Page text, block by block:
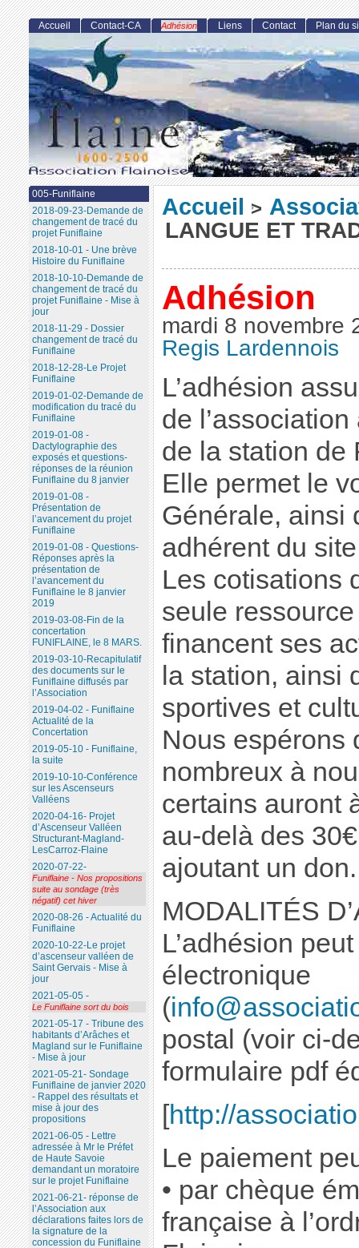
Accueil >
LANGUE ET
Adhésion
mardi 8 novembre
Regis Lardennois
L’adhésion
de
de la station de
Elle permet le
Générale, ainsi
adhérent du
Les cotisations
seule
financent ses
la station, ainsi
sportives et
Nous espérons
nombreux à
certains auront
au-delà des
ajoutant un don.
MODALITÉS
L’adhésion
électronique
(
postal (voir ci-
formulaire pdf
[http://
Le paiement
• par chèque
française à
Accueil Contact-CA Adhésion Liens Contact Plan du
005-Funiflaine
2018-09-23-Demande de
changement de tracé du
projet Funiflaine
2018-10-01 - Une brève
Histoire du Funiflaine
2018-10-10-Demande de
changement de tracé du
projet Funiflaine - Mise à
jour
2018-11-29 - Dossier
changement de tracé du
Funiflaine
2018-12-28-Le Projet
Funiflaine
2019-01-02-Demande de
modification du tracé du
Funiflaine
2019-01-08 -
Dactylographie des
exposés et questions-
réponses de la réunion
Funiflaine du 8 janvier
2019-01-08 -
Présentation de
l’avancement du projet
Funiflaine
2019-01-08 - Questions-
Réponses après la
présentation de
l’avancement du
Funiflaine le 8 janvier
2019
2019-03-08-Fin de la
concertation
FUNIFLAINE, le 8 MARS.
2019-03-10-Recapitulatif
des documents sur le
Funiflaine diffusés par
l’Association
2019-04-02 - Funiflaine
Actualité de la
Concertation
2019-05-10 - Funiflaine,
la suite
2019-10-10-Conférence
sur les Ascenseurs
Valléens
2020-04-16- Projet
d’Ascenseur Valléen
Structurant-Magland-
LesCarroz-Flaine
2020-07-22-
Funiflaine - Nos propositions
suite au sondage (très
négatif) cet hiver
2020-08-26 - Actualité du
Funiflaine
2020-10-22-Le projet
d’ascenseur valléen de
Saint Gervais - Mise à
jour
2021-05-05 -
Le Funiflaine sort du bois
2021-05-17 - Tribune des
habitants d’Arâches et
Magland sur le Funiflaine
- Mise à jour
2021-05-21- Sondage
Funiflaine de janvier 2020
- Rappel des résultats et
mise à jour des
propositions
2021-06-05 - Lettre
adressée à Mr le Préfet
de Haute Savoie
demandant un moratoire
sur le projet Funiflaine
2021-06-21- réponse de
l’Association aux
déclarations faites lors de
la signature de la
concession du Funiflaine